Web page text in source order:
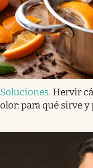
Soluciones. Hervir
olor: para qué sirve